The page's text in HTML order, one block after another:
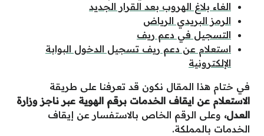
الغاء بلاغ الهروب بعد القرار الجديد
الرمز البريدي الرياض
التسجيل في دعم ريف
استعلام عن دعم ريف تسجيل الدخول البوابة
الإلكترونية
في ختام هذا المقال نكون قد تعرفنا على طريقة
الاستعلام عن ايقاف الخدمات برقم الهوية عبر ناجز وزارة
العدل، وعلى الرقم الخاص بالاستفسار عن إيقاف
الخدمات بالمملكة.